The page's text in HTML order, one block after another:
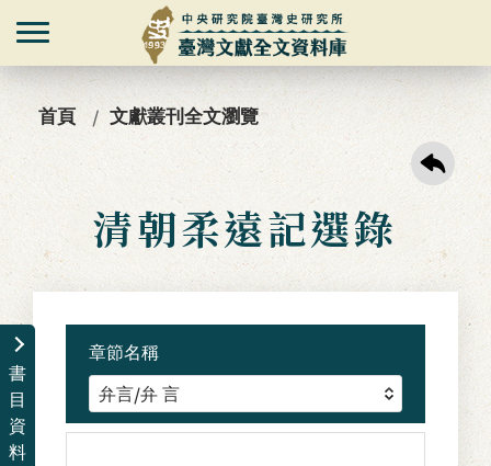
首頁 文獻叢刊全文瀏覽
清朝柔遠記選錄
書
目
資
料
章節名稱